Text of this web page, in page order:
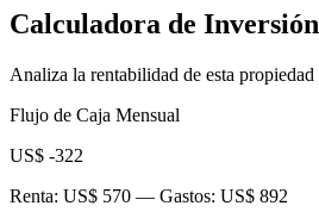
Calculadora de Inversión
Analiza la rentabilidad de esta propiedad
Flujo de Caja Mensual
US$ -322
Renta: US$ 570 — Gastos: US$ 892